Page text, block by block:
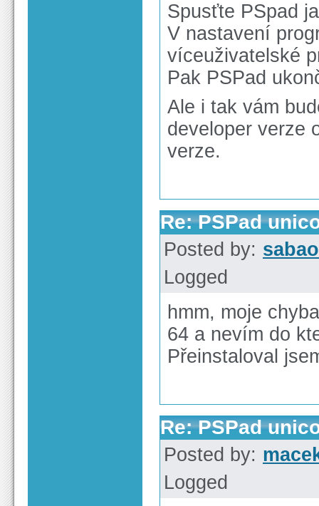
Spusťte PSpad
V nastavení
víceuživatelské
Pak PSPad
Ale i tak vám
developer verze
verze.
Re: PSPad
Posted by:
Logged
hmm, moje
64 a nevím do
Přeinstaloval
Re: PSPad
Posted by:
Logged